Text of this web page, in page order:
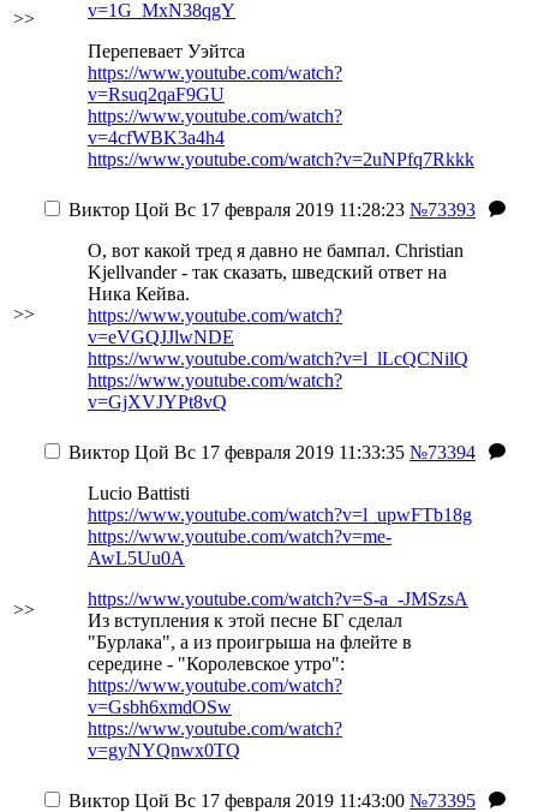
>>
v=1G_MxN38qgY
Перепевает Уэйтса
https://www.youtube.com/watch?
v=Rsuq2qaF9GU
https://www.youtube.com/watch?
v=4cfWBK3a4h4
https://www.youtube.com/watch?v=2uNPfq7Rkkk
>>
Виктор Цой Вс 17 февраля 2019 11:28:23 №73393
О, вот какой тред я давно не бампал. Christian
Kjellvander - так сказать, шведский ответ на
Ника Кейва.
https://www.youtube.com/watch?
v=eVGQJJlwNDE
https://www.youtube.com/watch?v=l_lLcQCNilQ
https://www.youtube.com/watch?
v=GjXVJYPt8vQ
>>
Виктор Цой Вс 17 февраля 2019 11:33:35 №73394
Lucio Battisti
https://www.youtube.com/watch?v=l_upwFTb18g
https://www.youtube.com/watch?v=me-
AwL5Uu0A
https://www.youtube.com/watch?v=S-a_-JMSzsA
Из вступления к этой песне БГ сделал
"Бурлака", а из проигрыша на флейте в
середине - "Королевское утро":
https://www.youtube.com/watch?
v=Gsbh6xmdOSw
https://www.youtube.com/watch?
v=gyNYQnwx0TQ
Виктор Цой Вс 17 февраля 2019 11:43:00 №73395